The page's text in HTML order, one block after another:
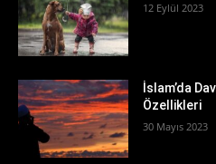
12 Eylül 2023
İslam’da
Özellikleri
30 Mayıs 2023